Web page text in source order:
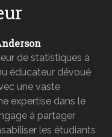
de statistiques à
éducateur dévoué
une vaste
expertise dans le
à partager
les étudiants